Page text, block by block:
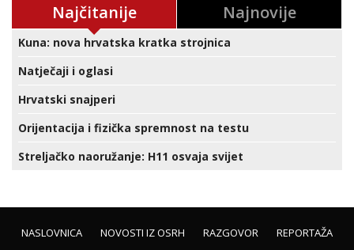
Najčitanije Najnovije
Kuna: nova hrvatska kratka strojnica
Natječaji i oglasi
Hrvatski snajperi
Orijentacija i fizička spremnost na testu
Streljačko naoružanje: H11 osvaja svijet
NASLOVNICA NOVOSTI IZ OSRH RAZGOVOR
REPORTAŽA